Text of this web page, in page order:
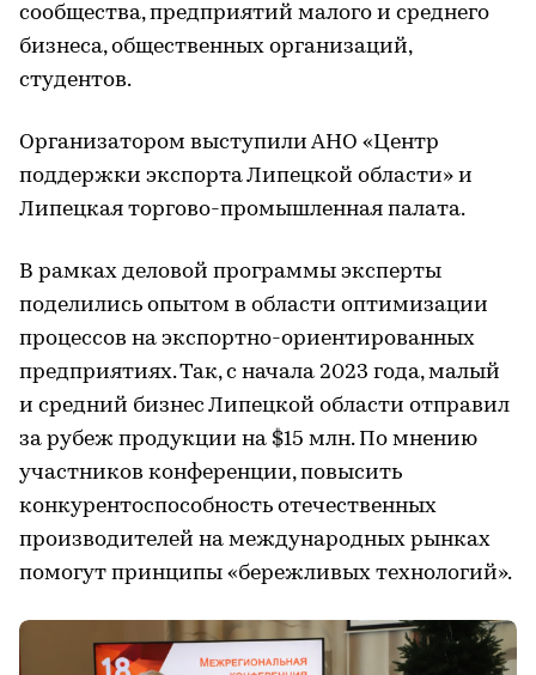
сообщества, предприятий малого и среднего
бизнеса, общественных организаций,
студентов.
Организатором выступили АНО «Центр
поддержки экспорта Липецкой области» и
Липецкая торгово-промышленная палата.
В рамках деловой программы эксперты
поделились опытом в области оптимизации
процессов на экспортно-ориентированных
предприятиях. Так, с начала 2023 года, малый
и средний бизнес Липецкой области отправил
за рубеж продукции на $15 млн. По мнению
участников конференции, повысить
конкурентоспособность отечественных
производителей на международных рынках
помогут принципы «бережливых технологий».